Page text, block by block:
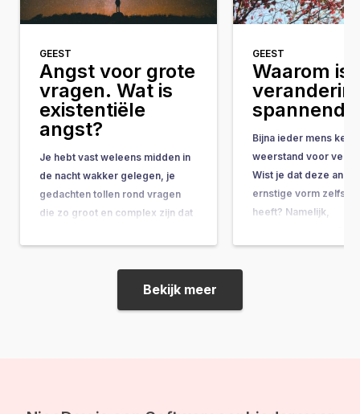
GEEST
Angst voor grote
vragen. Wat is
existentiële
angst?
Je hebt vast weleens midden in
de nacht wakker gelegen, je
gedachten tollen rond vragen
die zo groot en complex zijn dat
lijken. Vragen als: “Wat is het
doel van mijn leven?” of “Wat
gebeurt er na de dood?” komen
ineens op je af, en voor je…
GEEST
Waarom is
spannend?
Bijna ieder mens kent
weerstand voor
Wist je dat deze angst
ernstige vorm zelfs
heeft? Namelijk,
veranderingen voelen
Bekijk meer